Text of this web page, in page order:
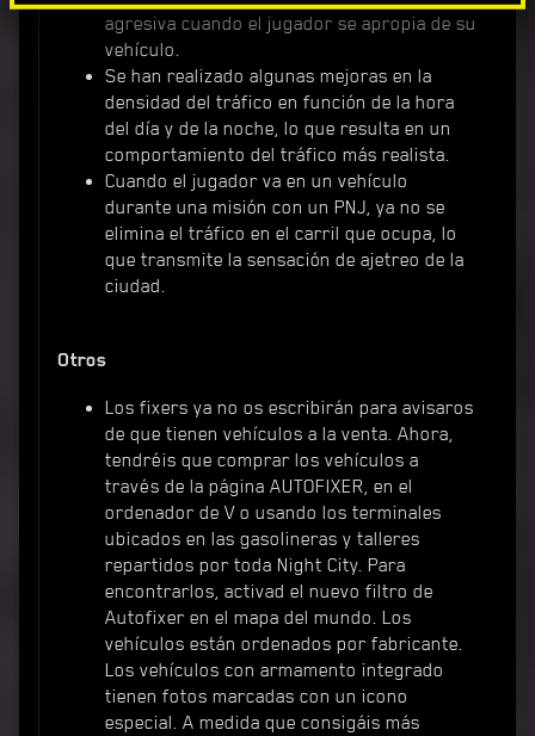
agresiva cuando el jugador se apropia de su
vehículo.
Se han realizado algunas mejoras en la
densidad del tráfico en función de la hora
del día y de la noche, lo que resulta en un
comportamiento del tráfico más realista.
Cuando el jugador va en un vehículo
durante una misión con un PNJ, ya no se
elimina el tráfico en el carril que ocupa, lo
que transmite la sensación de ajetreo de la
ciudad.
Otros
Los fixers ya no os escribirán para avisaros
de que tienen vehículos a la venta. Ahora,
tendréis que comprar los vehículos a
través de la página AUTOFIXER, en el
ordenador de V o usando los terminales
ubicados en las gasolineras y talleres
repartidos por toda Night City. Para
encontrarlos, activad el nuevo filtro de
Autofixer en el mapa del mundo. Los
vehículos están ordenados por fabricante.
Los vehículos con armamento integrado
tienen fotos marcadas con un icono
especial. A medida que consigáis más